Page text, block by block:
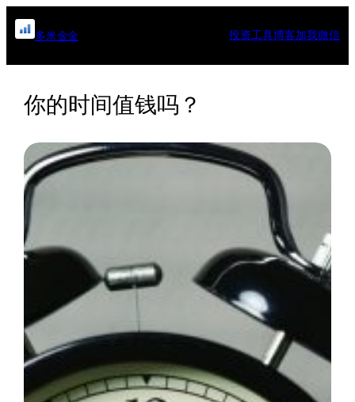
跳
至
多米金金 投资工具博客加我微信
你的时间值钱吗？